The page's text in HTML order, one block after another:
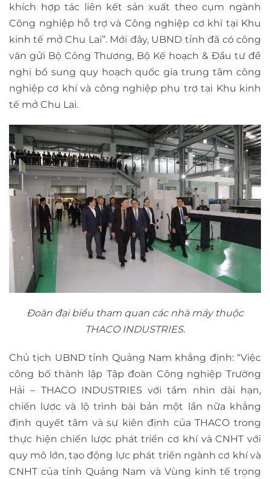
khích hợp tác liên kết sản xuất theo cụm ngành
Công nghiệp hỗ trợ và Công nghiệp cơ khí tại Khu
kinh tế mở Chu Lai”. Mới đây, UBND tỉnh đã có công
văn gửi Bộ Công Thương, Bộ Kế hoạch & Đầu tư đề
nghị bổ sung quy hoạch quốc gia trung tâm công
nghiệp cơ khí và công nghiệp phụ trợ tại Khu kinh
tế mở Chu Lai.
Đoàn đại biểu tham quan các nhà máy thuộc
THACO INDUSTRIES.
Chủ tịch UBND tỉnh Quảng Nam khẳng định: “Việc
công bố thành lập Tập đoàn Công nghiệp Trường
Hải – THACO INDUSTRIES với tầm nhìn dài hạn,
chiến lược và lộ trình bài bản một lần nữa khẳng
định quyết tâm và sự kiên định của THACO trong
thực hiện chiến lược phát triển cơ khí và CNHT với
quy mô lớn, tạo động lực phát triển ngành cơ khí và
CNHT của tỉnh Quảng Nam và Vùng kinh tế trọng